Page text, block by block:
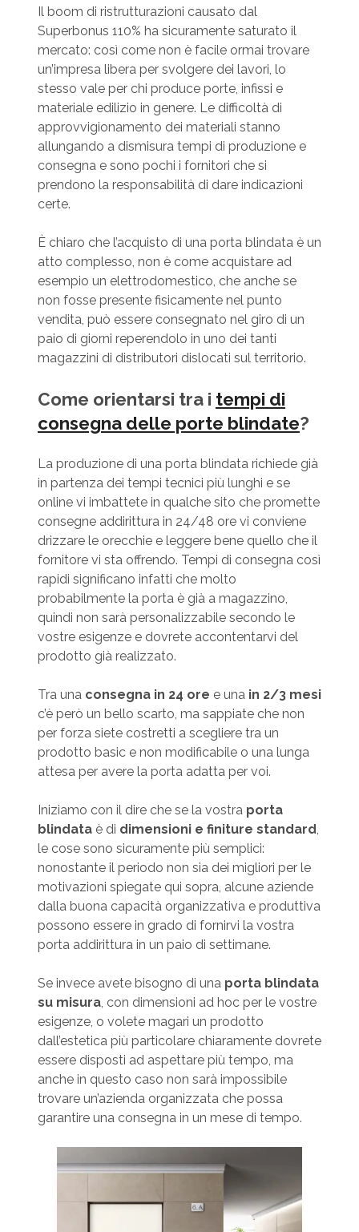
Il boom di ristrutturazioni causato dal
Superbonus 110% ha sicuramente saturato il
mercato: così come non è facile ormai trovare
un’impresa libera per svolgere dei lavori, lo
stesso vale per chi produce porte, infissi e
materiale edilizio in genere. Le difficoltà di
approvvigionamento dei materiali stanno
allungando a dismisura tempi di produzione e
consegna e sono pochi i fornitori che si
prendono la responsabilità di dare indicazioni
certe.
È chiaro che l’acquisto di una porta blindata è un
atto complesso, non è come acquistare ad
esempio un elettrodomestico, che anche se
non fosse presente fisicamente nel punto
vendita, può essere consegnato nel giro di un
paio di giorni reperendolo in uno dei tanti
magazzini di distributori dislocati sul territorio.
Come orientarsi tra i tempi di
consegna delle porte blindate?
La produzione di una porta blindata richiede già
in partenza dei tempi tecnici più lunghi e se
online vi imbattete in qualche sito che promette
consegne addirittura in 24/48 ore vi conviene
drizzare le orecchie e leggere bene quello che il
fornitore vi sta offrendo. Tempi di consegna così
rapidi significano infatti che molto
probabilmente la porta è già a magazzino,
quindi non sarà personalizzabile secondo le
vostre esigenze e dovrete accontentarvi del
prodotto già realizzato.
Tra una consegna in 24 ore e unain 2/3 mesi
c’è però un bello scarto, ma sappiate che non
per forza siete costretti a scegliere tra un
prodotto basic e non modificabile o una lunga
attesa per avere la porta adatta per voi.
Iniziamo con il dire che se la vostra porta
blindataè di dimensioni e finiture standard,
le cose sono sicuramente più semplici:
nonostante il periodo non sia dei migliori per le
motivazioni spiegate qui sopra, alcune aziende
dalla buona capacità organizzativa e produttiva
possono essere in grado di fornirvi la vostra
porta addirittura in un paio di settimane.
Se invece avete bisogno di una porta blindata
su misura, con dimensioni ad hoc per le vostre
esigenze, o volete magari un prodotto
dall’estetica più particolare chiaramente dovrete
essere disposti ad aspettare più tempo, ma
anche in questo caso non sarà impossibile
trovare un’azienda organizzata che possa
garantire una consegna in un mese di tempo.